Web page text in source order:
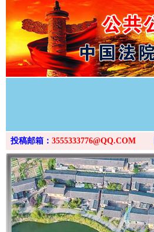
投稿邮箱： 3555333776@QQ.COM